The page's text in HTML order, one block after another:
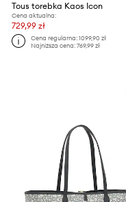
Tous torebka Kaos Icon
Cena aktualna:
729,99 zł
Cena regularna:1099,90 zł
Najniższa cena:769,99 zł